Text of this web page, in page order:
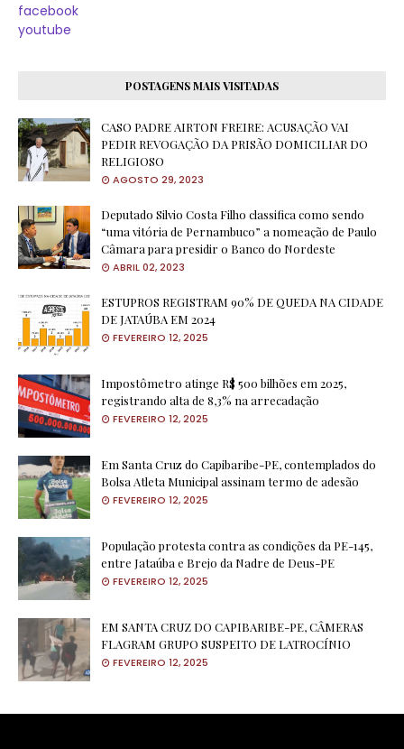
facebook
youtube
POSTAGENS MAIS VISITADAS
CASO PADRE AIRTON FREIRE: ACUSAÇÃO VAI
PEDIR REVOGAÇÃO DA PRISÃO DOMICILIAR DO
RELIGIOSO
AGOSTO 29, 2023
Deputado Silvio Costa Filho classifica como sendo
“uma vitória de Pernambuco” a nomeação de Paulo
Câmara para presidir o Banco do Nordeste
ABRIL 02, 2023
ESTUPROS REGISTRAM 90% DE QUEDA NA CIDADE
DE JATAÚBA EM 2024
FEVEREIRO 12, 2025
Impostômetro atinge R$ 500 bilhões em 2025,
registrando alta de 8,3% na arrecadação
FEVEREIRO 12, 2025
Em Santa Cruz do Capibaribe-PE, contemplados do
Bolsa Atleta Municipal assinam termo de adesão
FEVEREIRO 12, 2025
População protesta contra as condições da PE-145,
entre Jataúba e Brejo da Nadre de Deus-PE
FEVEREIRO 12, 2025
EM SANTA CRUZ DO CAPIBARIBE-PE, CÂMERAS
FLAGRAM GRUPO SUSPEITO DE LATROCÍNIO
FEVEREIRO 12, 2025